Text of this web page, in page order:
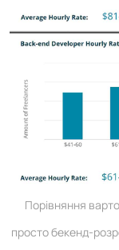
Порівняння
просто бекенд-